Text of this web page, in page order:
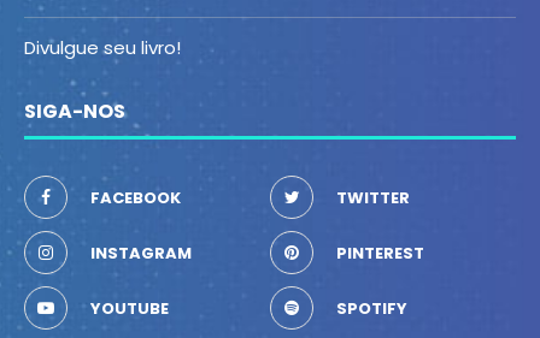
Divulgue seu livro!
SIGA-NOS
FACEBOOK TWITTER
INSTAGRAM PINTEREST
YOUTUBE SPOTIFY